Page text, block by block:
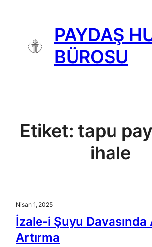
PAYDAŞ
BÜROSU
Etiket: tapu
ihale
Nisan 1, 2025
İzale-i Şuyu Davasında
Artırma